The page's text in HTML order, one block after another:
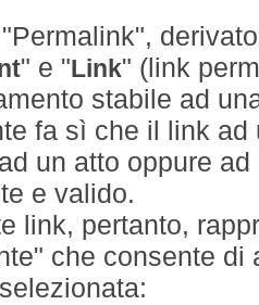
" e " Link" (link
stabile ad
fa sì che il link
un atto oppure
e valido.
link, pertanto,
che consente